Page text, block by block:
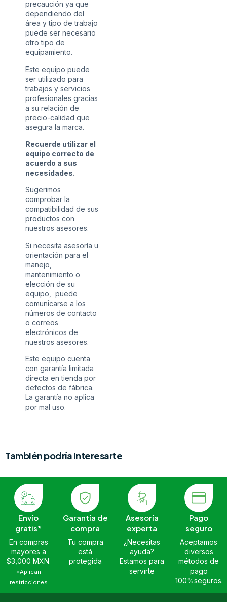
precaución ya que
dependiendo del
área y tipo de trabajo
puede ser necesario
otro tipo de
equipamiento.
Este equipo puede
ser utilizado para
trabajos y servicios
profesionales gracias
a su relación de
precio-calidad que
asegura la marca.
Recuerde utilizar el
equipo correcto de
acuerdo a sus
necesidades.
Sugerimos
comprobar la
compatibilidad de sus
productos con
nuestros asesores.
Si necesita asesoría u
orientación para el
manejo,
mantenimiento o
elección de su
equipo, puede
comunicarse a los
números de contacto
o correos
electrónicos de
nuestros asesores.
Este equipo cuenta
con garantía limitada
directa en tienda por
defectos de fábrica.
La garantía no aplica
por mal uso.
También podría interesarte
Envío
gratis*
En compras
mayores a
$3,000 MXN.
*Aplican
restricciones
Garantía de
compra
Tu compra
está
protegida
Asesoría
experta
¿Necesitas
ayuda?
Estamos para
servirte
Pago
seguro
Aceptamos
diversos
métodos de
pago
100%seguros.